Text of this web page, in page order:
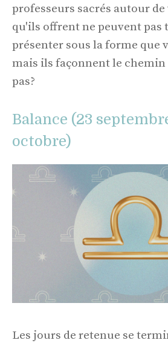
professeurs sacrés autour de
qu'ils offrent ne peuvent pas
présenter sous la forme que
mais ils façonnent le chemin
pas?
Balance (23
octobre)
Les jours de retenue se